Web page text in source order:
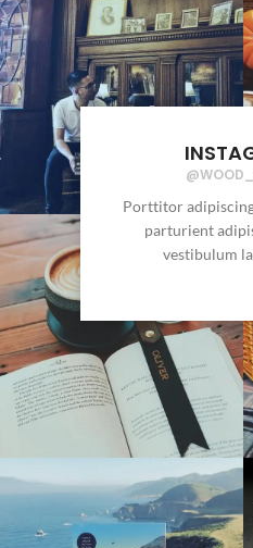
Porttitor
parturient
vestibulum